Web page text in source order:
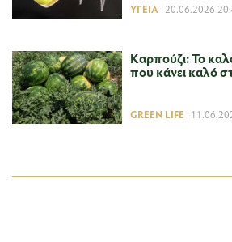
ΥΓΕΊΑ 20.06.2026
Καρπούζι: Το
που κάνει καλό
GREEN LIFE